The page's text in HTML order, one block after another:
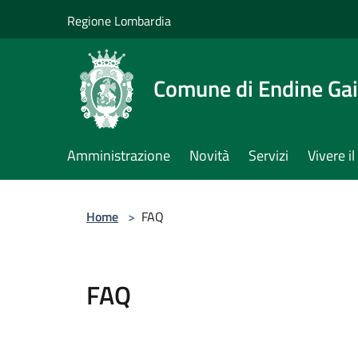
Regione Lombardia
Comune di Endine
Amministrazione Novità Servizi Vivere
Home > FAQ
FAQ